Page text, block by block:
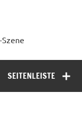
SEITENLEISTE